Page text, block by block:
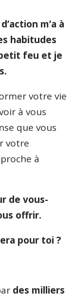
m’a à
habitudes
feu et je
votre vie
à vous
que vous
votre
à
de vous-
offrir.
pour toi ?
des milliers